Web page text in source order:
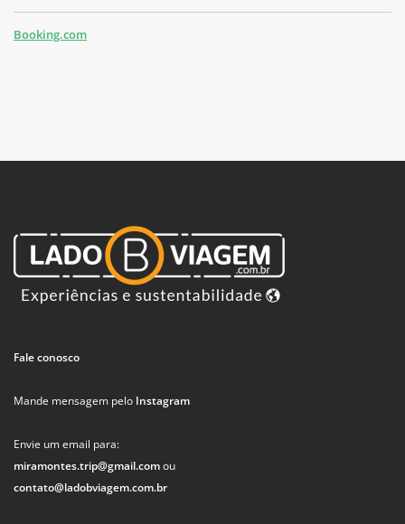
Booking.com
Fale conosco
Mande mensagem pelo Instagram
Envie um email para:
miramontes.trip@gmail.comou
contato@ladobviagem.com.br